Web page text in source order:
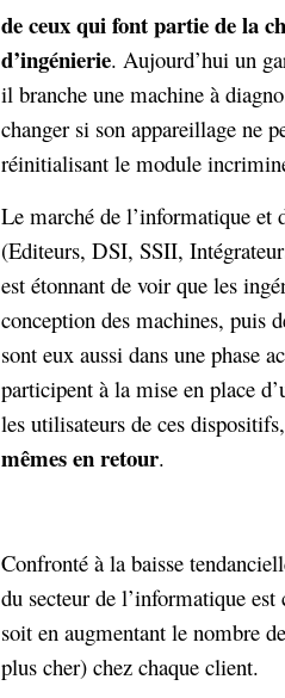
de ceux qui font partie de la
d’ingénierie. Aujourd’hui un
il branche une machine à
changer si son appareillage ne
réinitialisant le module
Le marché de l’informatique et
(Editeurs, DSI, SSII,
est étonnant de voir que les
conception des machines, puis
sont eux aussi dans une phase
participent à la mise en place
les utilisateurs de ces
mêmes en retour.
Confronté à la baisse
du secteur de l’informatique
soit en augmentant le nombre
plus cher) chez chaque client.